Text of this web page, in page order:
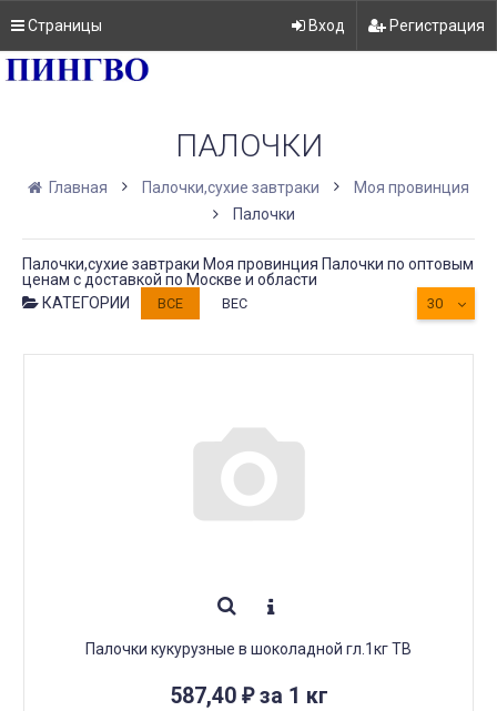
Страницы Вход Регистрация
ПАЛОЧКИ
Главная Палочки,сухие завтраки
Моя провинция
Палочки
Палочки,сухие завтраки Моя провинция Палочки по оптовым
ценам с доставкой по Москве и области
КАТЕГОРИИ
ВСЕ ВЕС 30
Палочки кукурузные в шоколадной гл.1кг ТВ
587,40 ₽за 1 кг